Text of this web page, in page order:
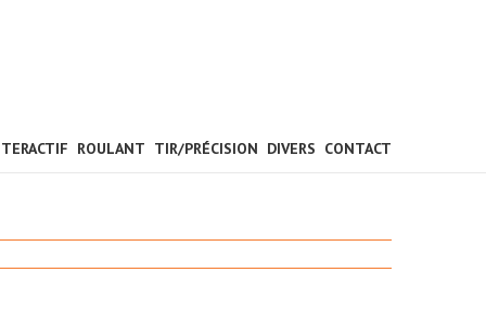
ROULANT TIR/PRÉCISION DIVERS CONTACT